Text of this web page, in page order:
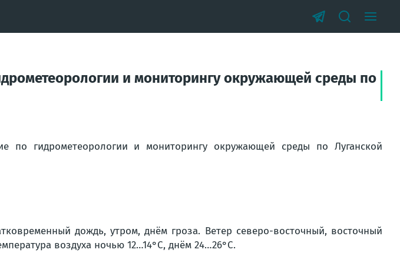
и мониторингу окружающей среды по
по гидрометеорологии и мониторингу окружающей среды по Луганской
дождь, утром, днём гроза. Ветер северо-восточный, восточный
воздуха ночью 12…14°С, днём 24…26°С.